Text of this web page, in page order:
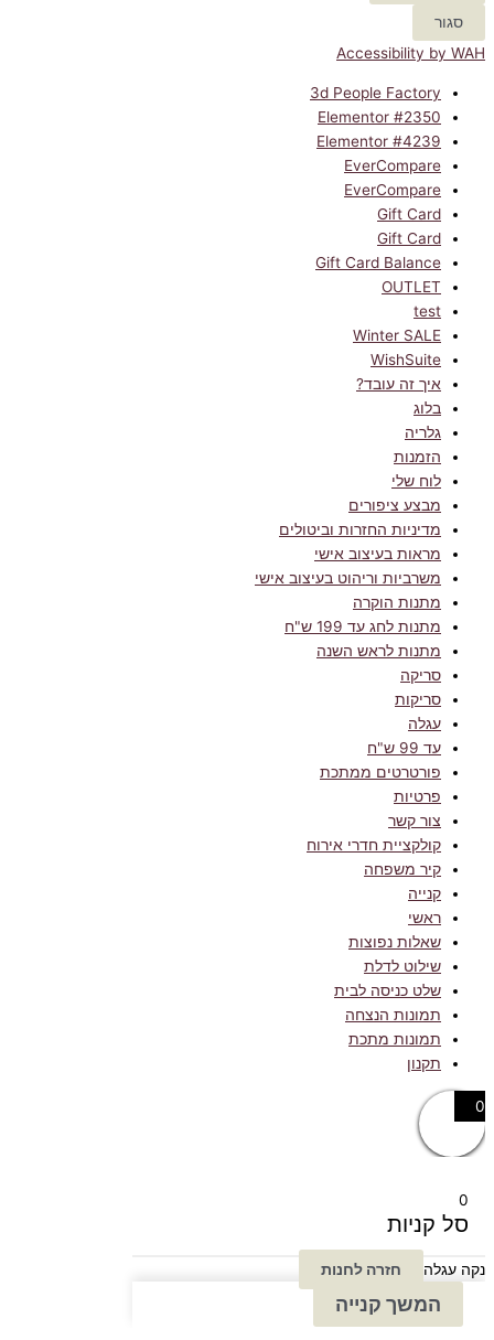
סגור
Accessibility by WAH
3d People Factory
Elementor #2350
Elementor #4239
EverCompare
EverCompare
Gift Card
Gift Card
Gift Card Balance
OUTLET
test
Winter SALE
WishSuite
איך זה עובד?
בלוג
גלריה
הזמנות
לוח שלי
מבצע ציפורים
מדיניות החזרות וביטולים
מראות בעיצוב אישי
משרביות וריהוט בעיצוב אישי
מתנות הוקרה
מתנות לחג עד 199 ש"ח
מתנות לראש השנה
סריקה
סריקות
עגלה
עד 99 ש"ח
פורטרטים ממתכת
פרטיות
צור קשר
קולקציית חדרי אירוח
קיר משפחה
קנייה
ראשי
שאלות נפוצות
שילוט לדלת
שלט כניסה לבית
תמונות הנצחה
תמונות מתכת
תקנון
סל קניות
נקה עגלה חזרה לחנות
המשך קנייה